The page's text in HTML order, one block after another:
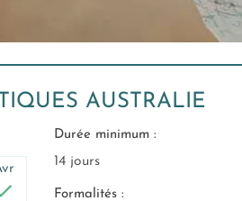
AUSTRALIE
Durée minimum :
14 jours
Formalités :